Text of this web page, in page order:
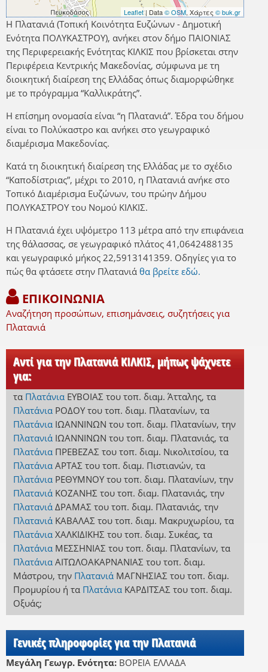
Leaflet| Data© OSM, Χάρτες © buk.gr
Η Πλατανιά (Τοπική Κοινότητα Ευζώνων - Δημοτική
Ενότητα ΠΟΛΥΚΑΣΤΡΟΥ), ανήκει στον δήμο ΠΑΙΟΝΙΑΣ
της Περιφερειακής Ενότητας ΚΙΛΚΙΣ που βρίσκεται στην
Περιφέρεια Κεντρικής Μακεδονίας, σύμφωνα με τη
διοικητική διαίρεση της Ελλάδας όπως διαμορφώθηκε
με το πρόγραμμα “Καλλικράτης”.
Η επίσημη ονομασία είναι “η Πλατανιά”. Έδρα του δήμου
είναι το Πολύκαστρο και ανήκει στο γεωγραφικό
διαμέρισμα Μακεδονίας.
Κατά τη διοικητική διαίρεση της Ελλάδας με το σχέδιο
“Καποδίστριας”, μέχρι το 2010, η Πλατανιά ανήκε στο
Τοπικό Διαμέρισμα Ευζώνων, του πρώην Δήμου
ΠΟΛΥΚΑΣΤΡΟΥ του Νομού ΚΙΛΚΙΣ.
Η Πλατανιά έχει υψόμετρο 113 μέτρα από την επιφάνεια
της θάλασσας, σε γεωγραφικό πλάτος 41,0642488135
και γεωγραφικό μήκος 22,5913141359. Οδηγίες για το
πώς θα φτάσετε στην Πλατανιά θα βρείτε εδώ.
ΕΠΙΚΟΙΝΩΝΙΑ
Αναζήτηση προσώπων, επισημάνσεις, συζητήσεις για
Πλατανιά
Αντί για την Πλατανιά ΚΙΛΚΙΣ, μήπως ψάχνετε
για:
τα Πλατάνια ΕΥΒΟΙΑΣ του τοπ. διαμ. Άτταλης, τα
Πλατάνια ΡΟΔΟΥ του τοπ. διαμ. Πλατανίων, τα
Πλατάνια ΙΩΑΝΝΙΝΩΝ του τοπ. διαμ. Πλατανίων, την
Πλατανιά ΙΩΑΝΝΙΝΩΝ του τοπ. διαμ. Πλατανιάς, τα
Πλατάνια ΠΡΕΒΕΖΑΣ του τοπ. διαμ. Νικολιτσίου, τα
Πλατάνια ΑΡΤΑΣ του τοπ. διαμ. Πιστιανών, τα
Πλατάνια ΡΕΘΥΜΝΟΥ του τοπ. διαμ. Πλατανίων, την
Πλατανιά ΚΟΖΑΝΗΣ του τοπ. διαμ. Πλατανιάς, την
Πλατανιά ΔΡΑΜΑΣ του τοπ. διαμ. Πλατανιάς, την
Πλατανιά ΚΑΒΑΛΑΣ του τοπ. διαμ. Μακρυχωρίου, τα
Πλατάνια ΧΑΛΚΙΔΙΚΗΣ του τοπ. διαμ. Συκέας, τα
Πλατάνια ΜΕΣΣΗΝΙΑΣ του τοπ. διαμ. Πλατανίων, τα
Πλατάνια ΑΙΤΩΛΟΑΚΑΡΝΑΝΙΑΣ του τοπ. διαμ.
Μάστρου, την Πλατανιά ΜΑΓΝΗΣΙΑΣ του τοπ. διαμ.
Προμυρίουή τα Πλατάνια ΚΑΡΔΙΤΣΑΣ του τοπ. διαμ.
Οξυάς;
Γενικές πληροφορίες για την Πλατανιά
Μεγάλη Γεωγρ. Ενότητα: ΒΟΡΕΙΑ ΕΛΛΑΔΑ